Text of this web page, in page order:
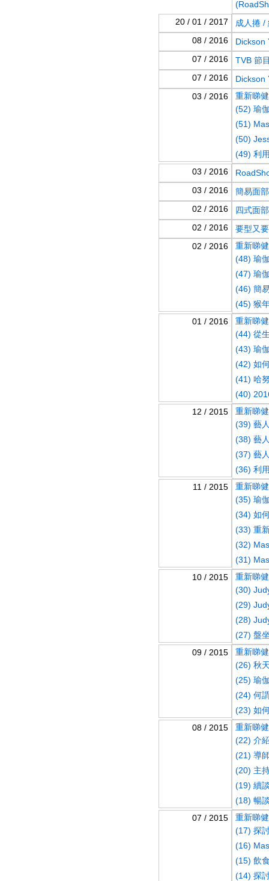
20 / 01 / 2017
成人捲 /
08 / 2016
Dickson
07 / 2016
TVB 節
07 / 2016
Dickson
03 / 2016
重新睇
​(52) 瑜
​(51)
(50)
(​49)​ 利
03 / 2016
03 / 2016
簡易面
02 / 2016
四式面
02 / 2016
要型又
02 / 2016
重新睇
(48) 瑜
(​47)​ 瑜
(46) 簡
(45) 猴
01 / 2016
重新睇
(44) 從
(43) 瑜
(42) 如
(41) 哈
(40)
12 / 2015
重新睇
(39) 藝
(38) 藝
(37) 藝
(36) 利
11 / 2015
重新睇
(35) 瑜
(34) 如
(33) 重
(32)
(31)
10 / 2015
重新睇
(30)
(29)
(28)
(27) 盤
09 / 2015
重新睇
(26) 秋
(25) 瑜
(24) 何
(23) 如
08 / 2015
重新睇
(22) 介
(21) 導
(20) 主
(19) 續
(18) 暢
07 / 2015
重新睇
(17) 探
(16)
(15) 飲
(14) 探